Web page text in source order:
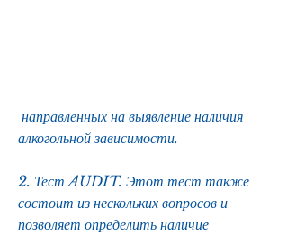
алкогольной зависимости.
2. Тест AUDIT. Этот тест также
состоит из нескольких вопросов и
позволяет определить наличие